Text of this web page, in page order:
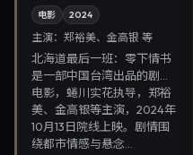
电影 2024
主演： 郑裕美、金高银 等
北海道最后一班：零下情书
是一部中国台湾出品的剧情
电影，蜷川实花执导，郑裕
美、金高银等主演，2024年
10月13日院线上映。剧情围
绕都市情感与悬念...